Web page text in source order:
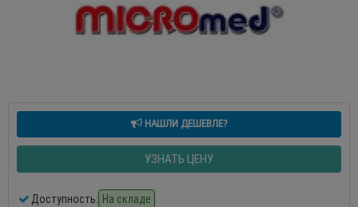
НАШЛИ ДЕШЕВЛЕ?
УЗНАТЬ ЦЕНУ
Доступность: На складе